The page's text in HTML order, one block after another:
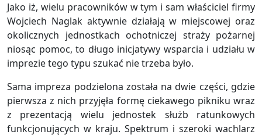
Jako iż, wielu pracowników w tym i sam właściciel firmy
Wojciech Naglak aktywnie działają w miejscowej oraz
okolicznych jednostkach ochotniczej straży pożarnej
niosąc pomoc, to długo inicjatywy wsparcia i udziału w
imprezie tego typu szukać nie trzeba było.
Sama impreza podzielona została na dwie części, gdzie
pierwsza z nich przyjęła formę ciekawego pikniku wraz
z prezentacją wielu jednostek służb ratunkowych
funkcjonujących w kraju. Spektrum i szeroki wachlarz